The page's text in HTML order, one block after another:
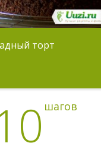
торт
шагов